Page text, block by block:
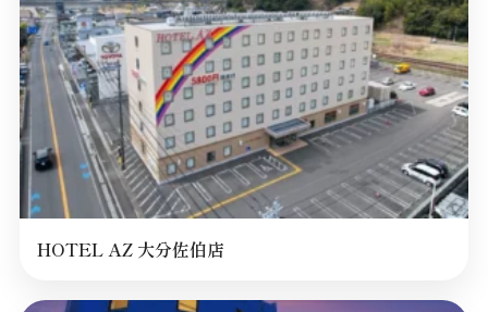
HOTEL AZ 大分佐伯店